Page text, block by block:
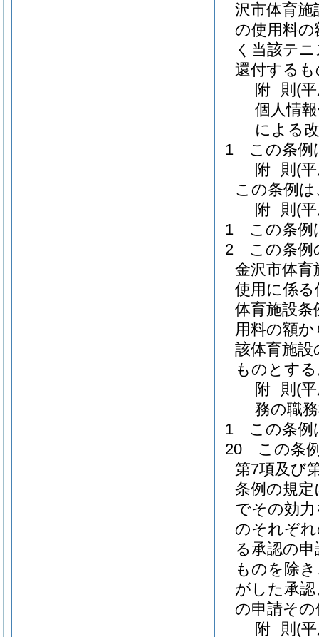
沢市体育施
の使用料
く当該テ
還付する
附 則 (
個人情
による
1
この条例
附 則 (
この条例
附 則 (
1
この条例
2
この条例
金沢市体育
使用に係
体育施設
用料の額
該体育施
ものとす
附 則 (
務の職
1
この条例
20
この条
第7項及び
条例の規
でその効
のそれぞ
る承認の
ものを除
がした承
の申請そ
附 則 (